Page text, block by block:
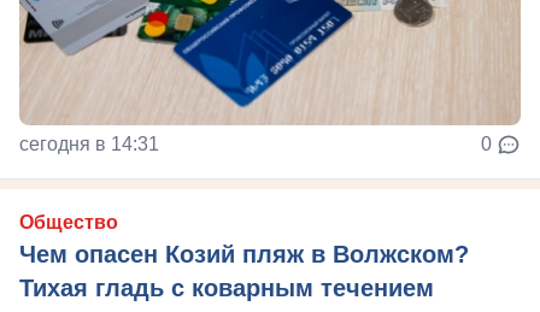
сегодня в 14:31 0
Общество
Чем опасен Козий пляж в Волжском?
Тихая гладь с коварным течением